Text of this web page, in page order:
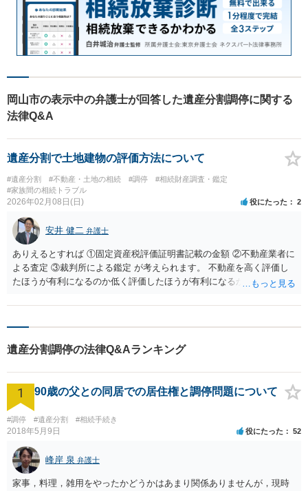
岡山市の表示中の弁護士が回答した遺産分割調停に関する
法律Q&A
遺産分割で土地建物の評価方法について
#遺産分割 #不動産・土地の相続 #調停
#相続財産調査・鑑定
#家族間の相続トラブル
2026年02月08日(日) 役にたった 2
安井 健二 弁護士
ありえるとすれば ①固定資産税評価証明書記載の金額 ②不動産業者に
よる査定 ③裁判所による鑑定 が考えられます。 不動産を高く評価し
たほうが有利になるのか低く評価したほうが有利になるかは、立場に
査定してもらうことのほうが多いと思います。
遺産分割調停の法律Q&Aランキング
1 90歳の父との同居での居住権と調停問題について
#調停 #遺産分割 #相続手続き
2018年5月9日 役にたった 52
峰岸 泉 弁護士
家事，料理，雑用をやったかどうかはあまり関係ありませんが，現時